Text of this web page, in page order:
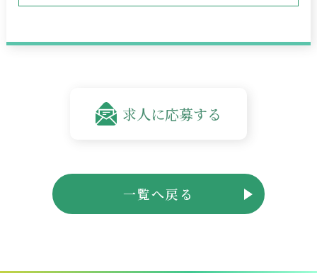
求人に応募する
一覧へ戻る